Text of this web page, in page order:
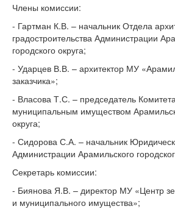
Члены комиссии:
- Гартман К.В. – начальник Отдела
градостроительства Администрации
городского округа;
- Ударцев В.В. – архитектор МУ
заказчика»;
- Власова Т.С. – председатель
муниципальным имуществом
округа;
- Сидорова С.А. – начальник
Администрации Арамильского
Секретарь комиссии:
- Биянова Я.В. – директор МУ «Центр
и муниципального имущества»;